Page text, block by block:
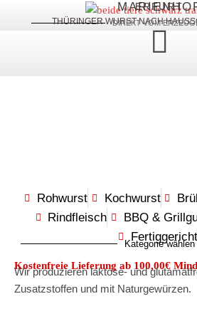
ERFURT
THÜRINGER WURST NACH
DIREKT VOM
Rohwurst Kochwurst
Rindfleisch
BBQ &
Kategorie wählen
Kostenfreie Lieferung ab 100,00€
Wir produzieren laktose- und
Zusatzstoffen und mit Naturgewürzen.